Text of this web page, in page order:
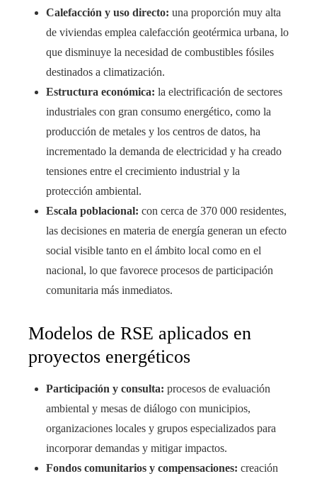
Calefacción y uso directo: una proporción muy alta
de viviendas emplea calefacción geotérmica urbana, lo
que disminuye la necesidad de combustibles fósiles
destinados a climatización.
Estructura económica: la electrificación de sectores
industriales con gran consumo energético, como la
producción de metales y los centros de datos, ha
incrementado la demanda de electricidad y ha creado
tensiones entre el crecimiento industrial y la
protección ambiental.
Escala poblacional: con cerca de 370 000 residentes,
las decisiones en materia de energía generan un efecto
social visible tanto en el ámbito local como en el
nacional, lo que favorece procesos de participación
comunitaria más inmediatos.
Modelos de RSE aplicados en
proyectos energéticos
Participación y consulta: procesos de evaluación
ambiental y mesas de diálogo con municipios,
organizaciones locales y grupos especializados para
incorporar demandas y mitigar impactos.
Fondos comunitarios y compensaciones: creación